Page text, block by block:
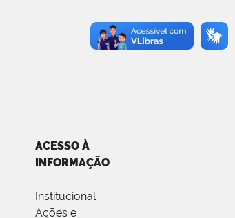
ACESSO À
INFORMAÇÃO
Institucional
Ações e